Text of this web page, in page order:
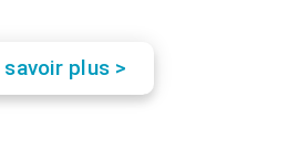
savoir plus >